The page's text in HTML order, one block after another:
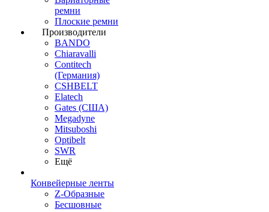
ремни
Плоские ремни
Производители
BANDO
Chiaravalli
Contitech
(Германия)
CSHBELT
Elatech
Gates (США)
Megadyne
Mitsuboshi
Optibelt
SWR
Ещё
Конвейерные ленты
Z-Образные
Бесшовные